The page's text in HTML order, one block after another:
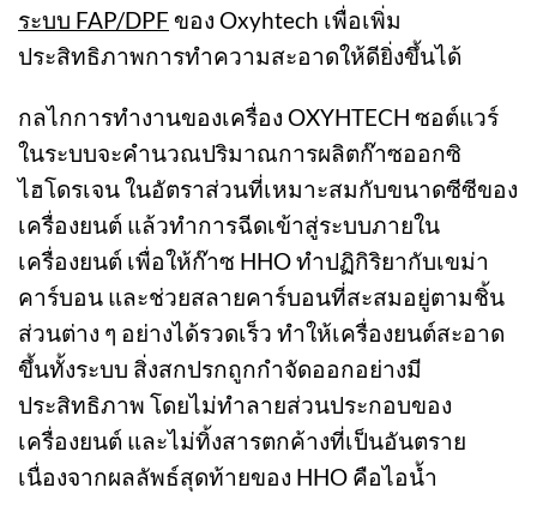
ระบบ FAP/DPF ของ Oxyhtech เพื่อเพิ่ม
ประสิทธิภาพการทำความสะอาดให้ดียิ่งขึ้นได้
กลไกการทำงานของเครื่อง OXYHTECH ซอต์แวร์
ในระบบจะคำนวณปริมาณการผลิตก๊าซออกซิ
ไฮโดรเจน ในอัตราส่วนที่เหมาะสมกับขนาดซีซีของ
เครื่องยนต์ แล้วทำการฉีดเข้าสู่ระบบภายใน
เครื่องยนต์ เพื่อให้ก๊าซ HHO ทำปฏิกิริยากับเขม่า
คาร์บอน และช่วยสลายคาร์บอนที่สะสมอยู่ตามชิ้น
ส่วนต่าง ๆ อย่างได้รวดเร็ว ทำให้เครื่องยนต์สะอาด
ขึ้นทั้งระบบ สิ่งสกปรกถูกกำจัดออกอย่างมี
ประสิทธิภาพ โดยไม่ทำลายส่วนประกอบของ
เครื่องยนต์ และไม่ทิ้งสารตกค้างที่เป็นอันตราย
เนื่องจากผลลัพธ์สุดท้ายของ HHO คือไอน้ำ